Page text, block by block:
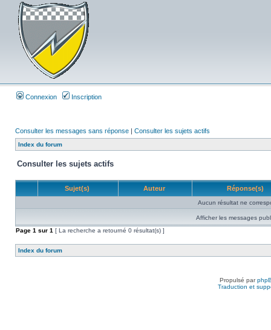
Connexion Inscription
Consulter les messages sans réponse | Consulter les sujets actifs
Index du forum
Consulter les sujets actifs
Sujet(s) Auteur Réponse(s)
Aucun résultat ne
Afficher les messages
Page 1 sur 1 [ La recherche a retourné 0 résultat(s) ]
Index du forum
Propulsé par
Traduction et